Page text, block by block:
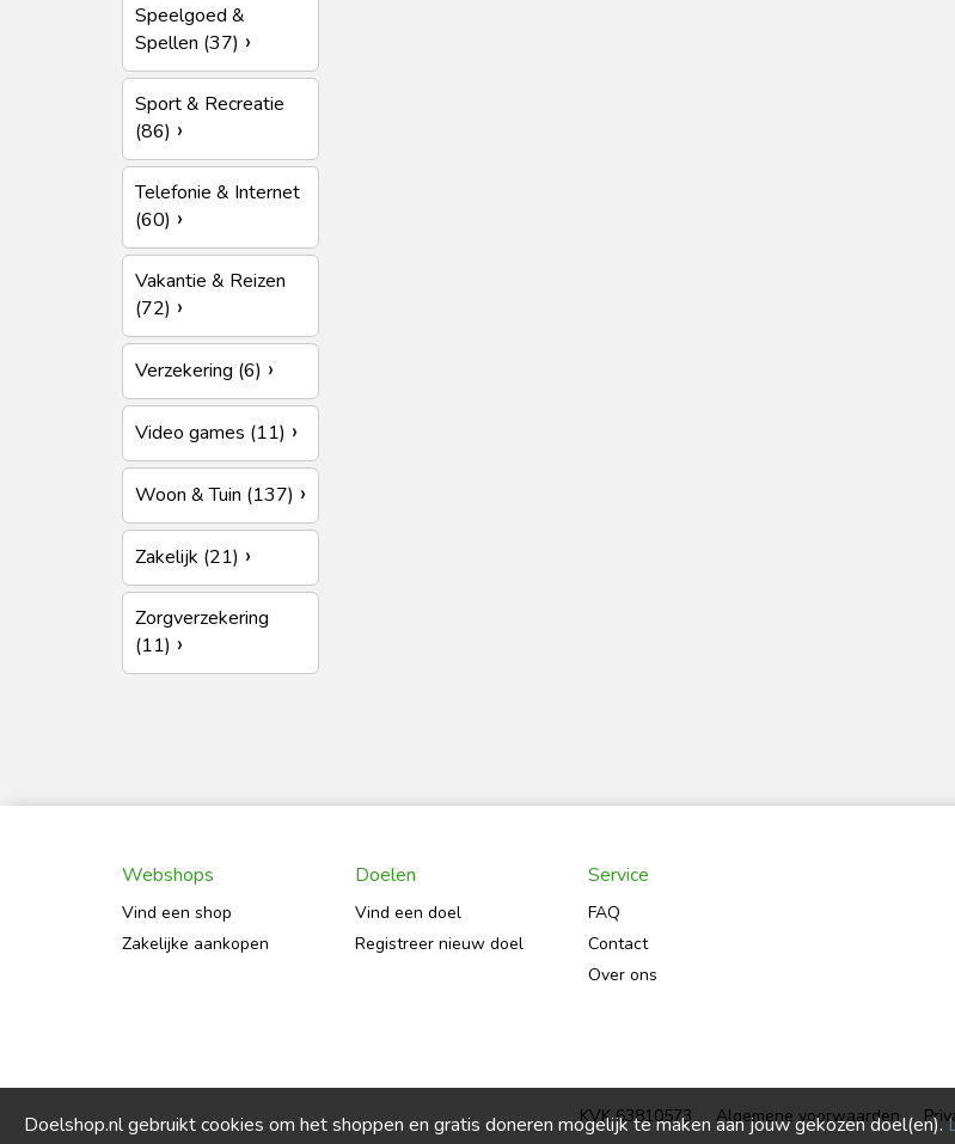
Speelgoed &
Spellen (37)
Sport & Recreatie
(86)
Telefonie & Internet
(60)
Vakantie & Reizen
(72)
Verzekering (6)
Video games (11)
Woon & Tuin (137)
Zakelijk (21)
Zorgverzekering
(11)
Webshops
Vind een shop
Zakelijke aankopen
Doelen
Vind een doel
Registreer nieuw doel
Service
FAQ
Contact
Over ons
KVK 63810573 Algemene voorwaarden
Doelshop.nl gebruikt cookies om het shoppen en gratis doneren mogelijk te maken aan jouw gekozen doel(en).